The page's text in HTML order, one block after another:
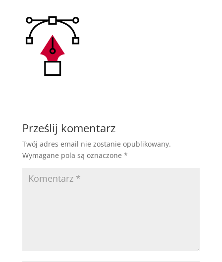
Prześlij komentarz
Twój adres email nie zostanie opublikowany.
Wymagane pola są oznaczone *